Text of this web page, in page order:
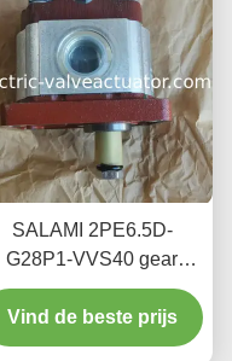
SALAMI 2PE6.5D-
G28P1-VVS40 gear
for high-pressure
industrial fluid
transportation
Vind de beste prijs